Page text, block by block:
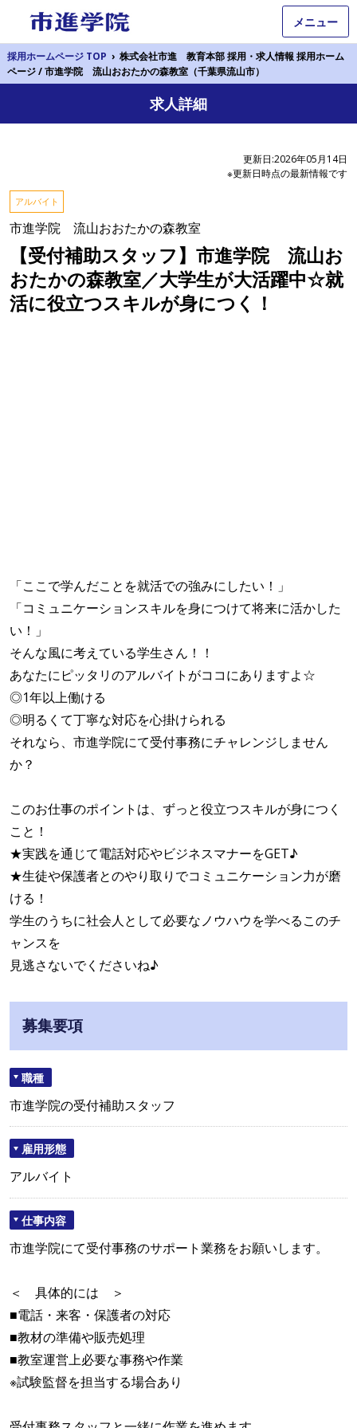
メニュー
採用ホームページ TOP › 株式会社市進 教育本部 採用・求人情報 採用ホーム
ページ / 市進学院 流山おおたかの森教室（千葉県流山市）
求人詳細
更新日:2026年05月14日
※更新日時点の最新情報です
アルバイト
市進学院 流山おおたかの森教室
【受付補助スタッフ】市進学院 流山お
おたかの森教室／大学生が大活躍中☆就
活に役立つスキルが身につく！
「ここで学んだことを就活での強みにしたい！」
「コミュニケーションスキルを身につけて将来に活かした
い！」
そんな風に考えている学生さん！！
あなたにピッタリのアルバイトがココにありますよ☆
◎1年以上働ける
◎明るくて丁寧な対応を心掛けられる
それなら、市進学院にて受付事務にチャレンジしません
か？
このお仕事のポイントは、ずっと役立つスキルが身につく
こと！
★実践を通じて電話対応やビジネスマナーをGET♪
★生徒や保護者とのやり取りでコミュニケーション力が磨
ける！
学生のうちに社会人として必要なノウハウを学べるこのチ
ャンスを
見逃さないでくださいね♪
募集要項
職種
市進学院の受付補助スタッフ
雇用形態
アルバイト
仕事内容
市進学院にて受付事務のサポート業務をお願いします。
＜ 具体的には ＞
■電話・来客・保護者の対応
■教材の準備や販売処理
■教室運営上必要な事務や作業
※試験監督を担当する場合あり